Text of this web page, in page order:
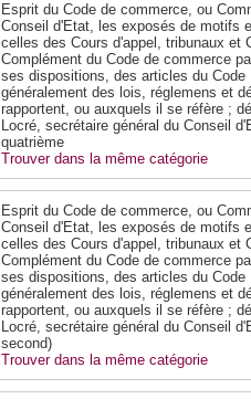
Esprit du Code de commerce, ou
Conseil d'Etat, les exposés de motifs
celles des Cours d'appel, tribunaux
Complément du Code de commerce
ses dispositions, des articles du
généralement des lois, réglemens et
rapportent, ou auxquels il se réfère ;
Locré, secrétaire général du Conseil
quatrième
Trouver dans la même catégorie
Esprit du Code de commerce, ou
Conseil d'Etat, les exposés de motifs
celles des Cours d'appel, tribunaux
Complément du Code de commerce
ses dispositions, des articles du
généralement des lois, réglemens et
rapportent, ou auxquels il se réfère ;
Locré, secrétaire général du Conseil
second)
Trouver dans la même catégorie